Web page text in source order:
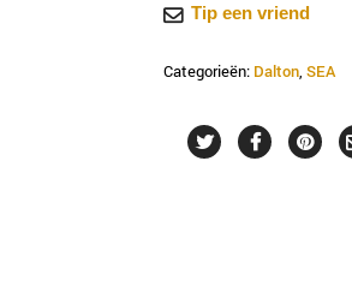
aantal
Tip een vriend
Categorieën: Dalton,SEA